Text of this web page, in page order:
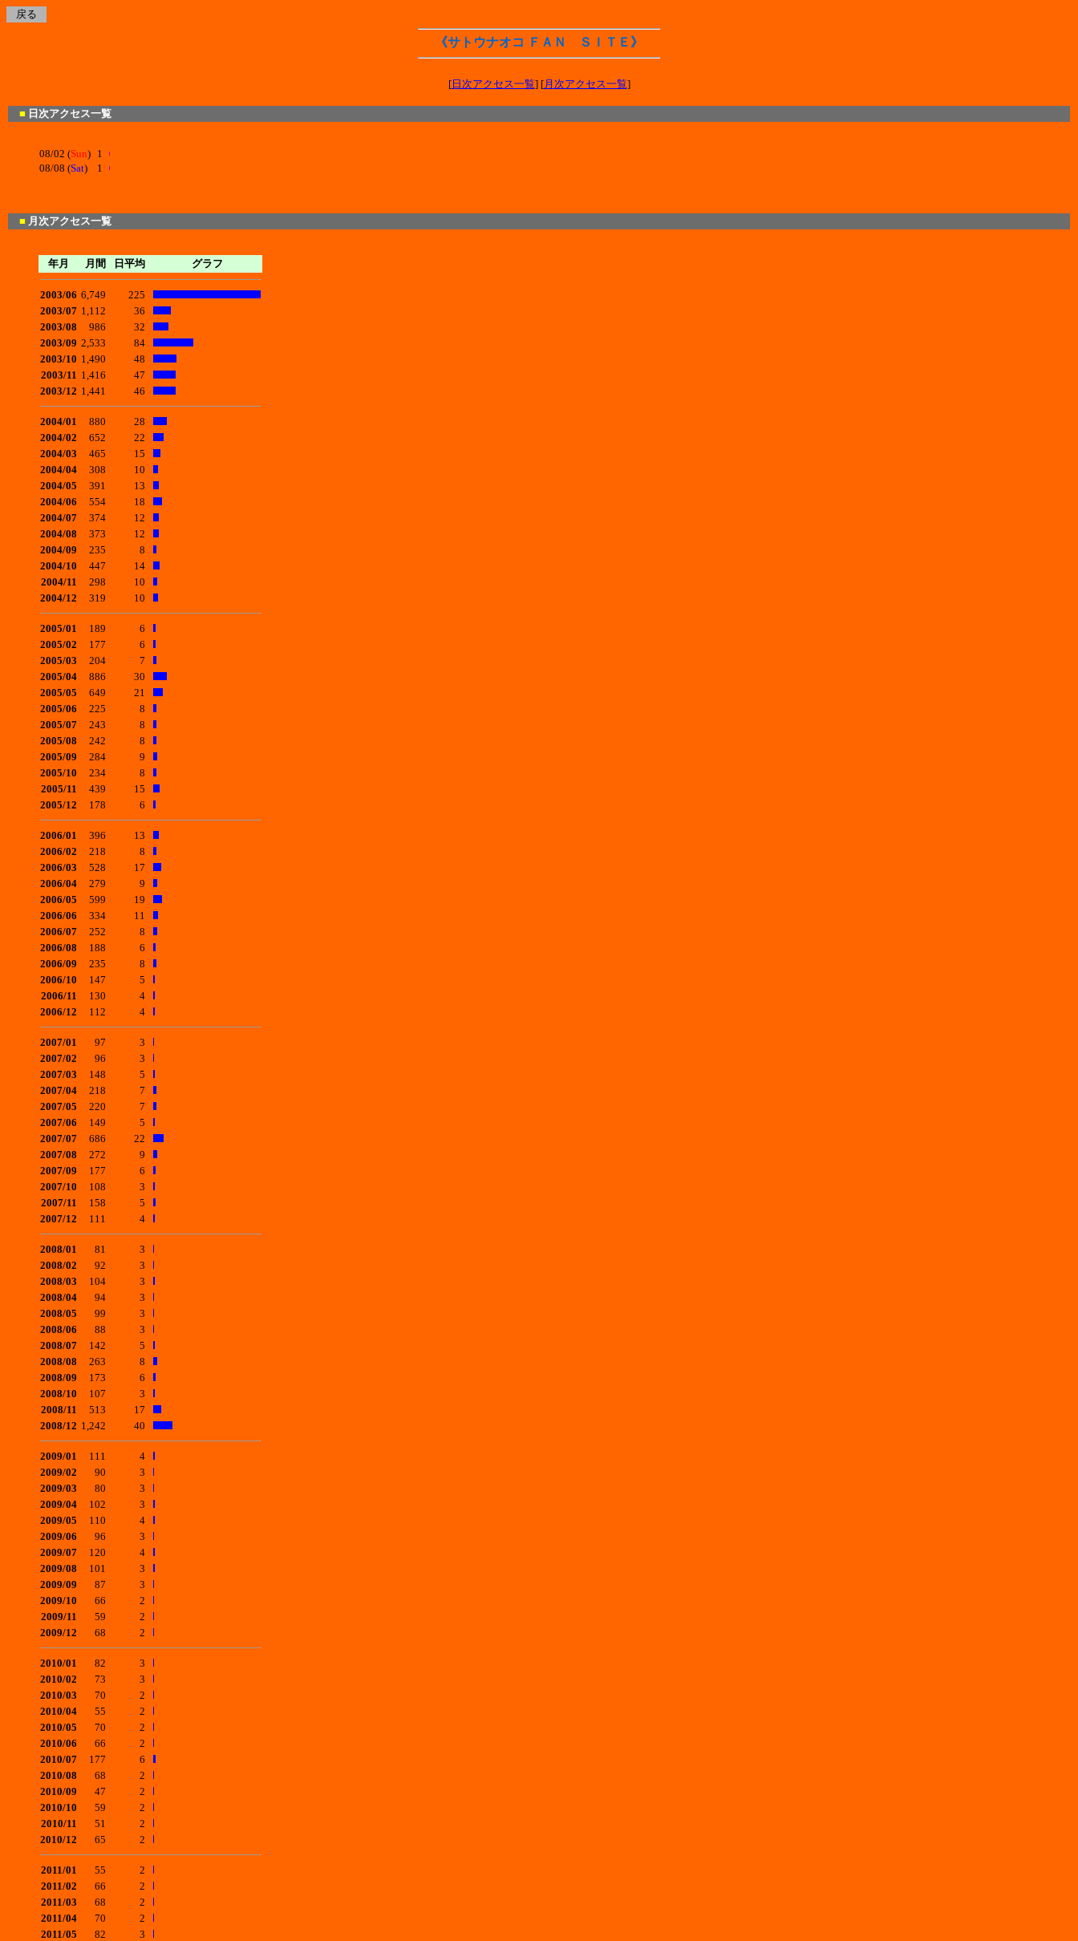
戻る
《サトウナオコ ＦＡＮ ＳＩＴＥ》
[日次アクセス一覧] [月次アクセス一覧]
■ 日次アクセス一覧
08/02 (Sun) 1
08/08 (Sat) 1
■ 月次アクセス一覧
年月 月間 日平均 グラフ
2003/06 6,749
225
2003/07 1,112
36
2003/08
986
32
2003/09 2,533
84
2003/10 1,490
48
2003/11 1,416
47
2003/12 1,441 46
2004/01 880
28
2004/02
652
22
2004/03
465
15
2004/04
308
10
2004/05
391
13
2004/06
554
18
2004/07
374
12
2004/08
373
12
2004/09
235
8
2004/10
447
14
2004/11
298
10
2004/12
319 10
2005/01 189
6
2005/02
177
6
2005/03
204
7
2005/04
886
30
2005/05
649
21
2005/06
225
8
2005/07
243
8
2005/08
242
8
2005/09
284
9
2005/10
234
8
2005/11
439
15
2005/12
178 6
2006/01 396
13
2006/02
218
8
2006/03
528
17
2006/04
279
9
2006/05
599
19
2006/06
334
11
2006/07
252
8
2006/08
188
6
2006/09
235
8
2006/10
147
5
2006/11
130
4
2006/12
112 4
2007/01 97
3
2007/02
96
3
2007/03
148
5
2007/04
218
7
2007/05
220
7
2007/06
149
5
2007/07
686
22
2007/08
272
9
2007/09
177
6
2007/10
108
3
2007/11
158
5
2007/12
111 4
2008/01 81
3
2008/02
92
3
2008/03
104
3
2008/04
94
3
2008/05
99
3
2008/06
88
3
2008/07
142
5
2008/08
263
8
2008/09
173
6
2008/10
107
3
2008/11
513
17
2008/12 1,242 40
2009/01 111
4
2009/02
90
3
2009/03
80
3
2009/04
102
3
2009/05
110
4
2009/06
96
3
2009/07
120
4
2009/08
101
3
2009/09
87
3
2009/10
66
2
2009/11
59
2
2009/12
68 2
2010/01 82
3
2010/02
73
3
2010/03
70
2
2010/04
55
2
2010/05
70
2
2010/06
66
2
2010/07
177
6
2010/08
68
2
2010/09
47
2
2010/10
59
2
2010/11
51
2
2010/12
65 2
2011/01 55
2
2011/02
66
2
2011/03
68
2
2011/04
70
2
2011/05
82
3